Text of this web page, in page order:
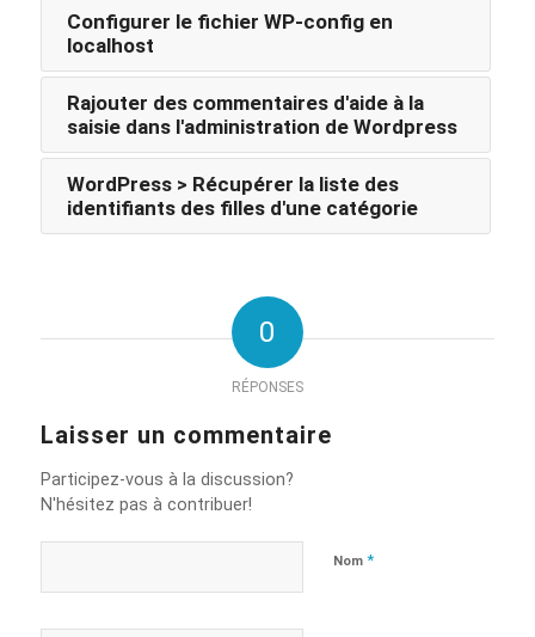
Configurer le fichier WP-config en
localhost
Rajouter des commentaires d'aide à la
saisie dans l'administration de Wordpress
WordPress > Récupérer la liste des
identifiants des filles d'une catégorie
0
RÉPONSES
Laisser un commentaire
Participez-vous à la discussion?
N'hésitez pas à contribuer!
Nom *